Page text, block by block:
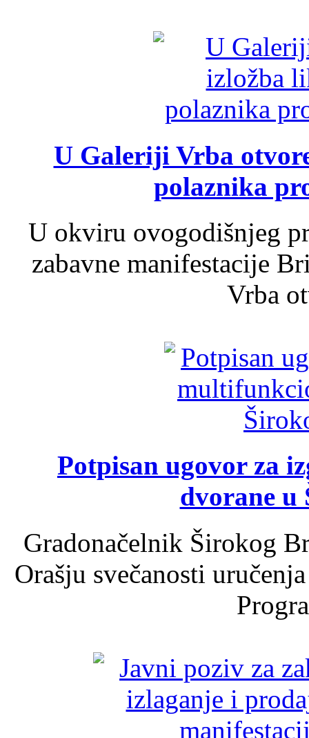
U Galeriji Vrba
polaznika
U okviru ovogodišnjeg
zabavne manifestacije
Vrba
Potpisan ugovor za
dvorane u
Gradonačelnik Širokog
Orašju svečanosti